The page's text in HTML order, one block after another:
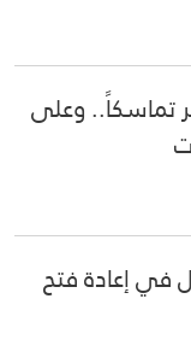
تماسكاً.. وعلى
في إعادة فتح